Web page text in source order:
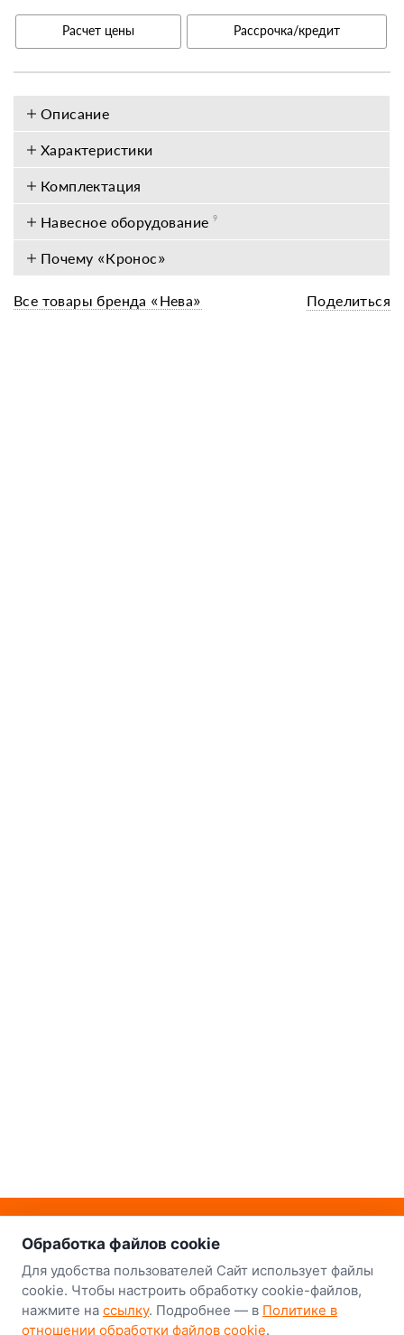
Расчет цены Рассрочка/кредит
Описание
Характеристики
Комплектация
Навесное оборудование 9
Почему «Кронос»
Все товары бренда «Нева» Поделиться
о нас
Наш склад-магазин:
Минск
8-й Путепроводный переулок, 5
Обработка файлов cookie
Для удобства пользователей Сайт использует файлы
cookie. Чтобы настроить обработку cookie-файлов,
нажмите на ссылку. Подробнее — в Политике в
отношении обработки файлов cookie.